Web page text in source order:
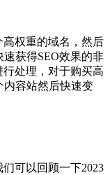
高权重的域名，然后
获得SEO效果的非
处理，对于购买高
内容站然后快速变
可以回顾一下2023